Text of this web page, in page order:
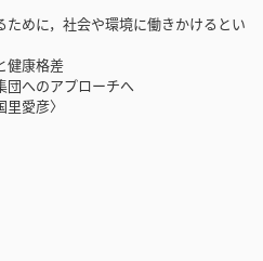
に，社会や環境に働きかけるとい
康格差
へのアプローチへ
愛彦〉